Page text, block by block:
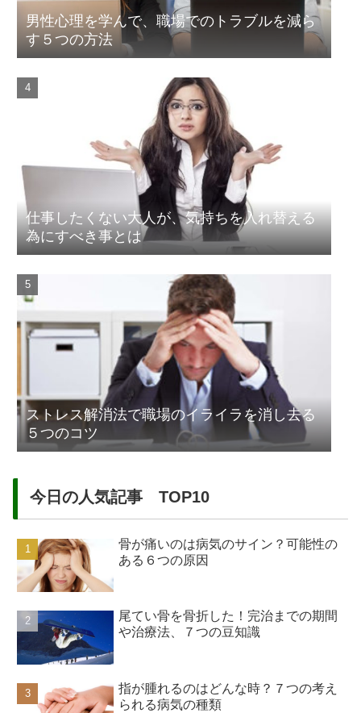
男性心理を学んで、職場でのトラブルを減ら
す５つの方法
仕事したくない大人が、気持ちを入れ替える
為にすべき事とは
ストレス解消法で職場のイライラを消し去る
５つのコツ
今日の人気記事 TOP10
骨が痛いのは病気のサイン？可能性の
ある６つの原因
尾てい骨を骨折した！完治までの期間
や治療法、７つの豆知識
指が腫れるのはどんな時？７つの考え
られる病気の種類